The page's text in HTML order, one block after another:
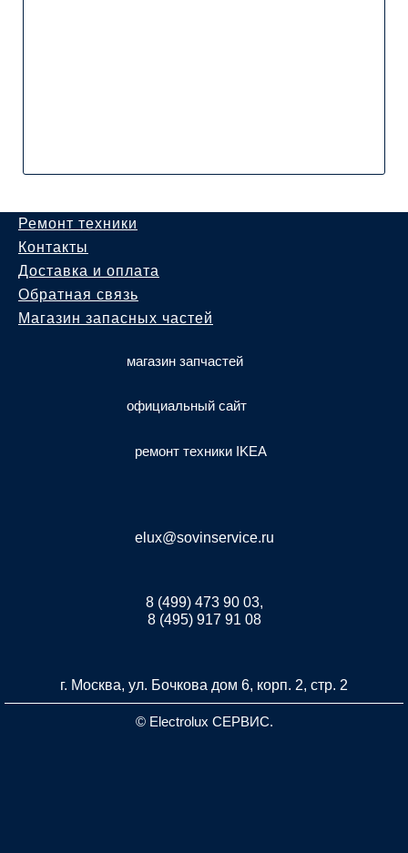
Ремонт техники
Контакты
Доставка и оплата
Обратная связь
Магазин запасных частей
магазин запчастей
официальный сайт
ремонт техники IKEA
elux@sovinservice.ru
8 (499) 473 90 03,
8 (495) 917 91 08
г. Москва, ул. Бочкова дом 6, корп. 2, стр. 2
© Electrolux СЕРВИС.